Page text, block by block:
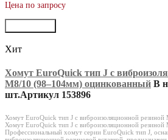
Цена по запросу
Хит
Хомут EuroQuick тип J с
M8/10 (98‒104мм) оцинкованный В
шт.Артикул 153896
Хомут EuroQuick тип J с виброизоляционной
Хомут EuroQuick тип J с виброизоляционной
Профессиональный хомут серии EuroQuick тип J,